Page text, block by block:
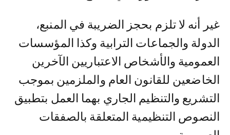
غير أنه لا تلزم بحجز الضريبة في المنبع،
الدولة والجماعات الترابية وكذا المؤسسات
العمومية والأشخاص الاعتباريين الآخرين
الخاضعين للقانون العام والملزمين بموجب
التشريع والتنظيم الجاري بهما العمل بتطبيق
النصوص التنظيمية المتعلقة بالصفقات